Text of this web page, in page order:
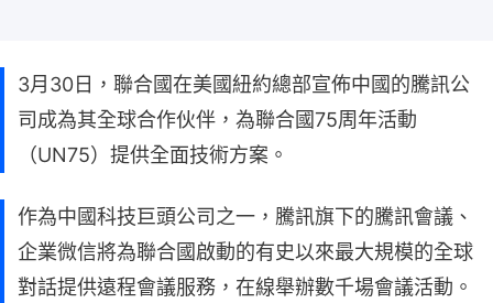
3月30日，聯合國在美國紐約總部宣佈中國的騰訊公
司成為其全球合作伙伴，為聯合國75周年活動
（UN75）提供全面技術方案。
作為中國科技巨頭公司之一，騰訊旗下的騰訊會議、
企業微信將為聯合國啟動的有史以來最大規模的全球
對話提供遠程會議服務，在線舉辦數千場會議活動。